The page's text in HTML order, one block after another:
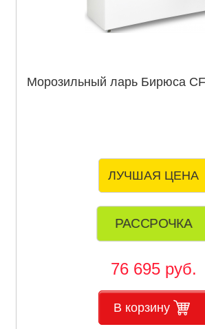
Морозильный ларь Бирюса
ЛУЧШАЯ ЦЕНА
РАССРОЧКА
76 695 руб.
В корзину